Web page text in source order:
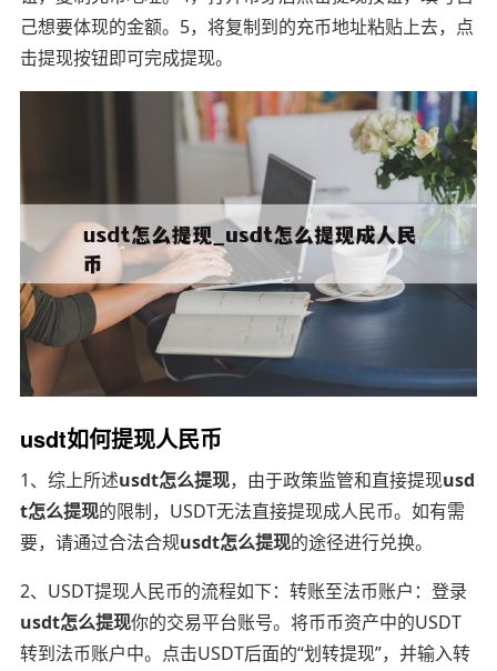
己想要体现的金额。5，将复制到的充币地址粘贴上去，点
击提现按钮即可完成提现。
usdt如何提现人民币
1、综上所述usdt怎么提现，由于政策监管和直接提现usd
t怎么提现的限制，USDT无法直接提现成人民币。如有需
要，请通过合法合规usdt怎么提现的途径进行兑换。
2、USDT提现人民币的流程如下：转账至法币账户：登录
usdt怎么提现你的交易平台账号。将币币资产中的USDT
转到法币账户中。点击USDT后面的“划转提现”，并输入转